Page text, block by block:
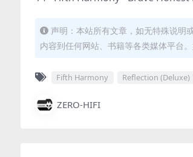
声明：本站所有文章，如无特殊说明
内容到任何网站、书籍等各类媒体平台
Fifth Harmony Reflection (Deluxe)
ZERO-HIFI